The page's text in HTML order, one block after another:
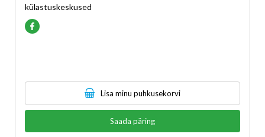
külastuskeskused
Lisa minu puhkusekorvi
Saada päring